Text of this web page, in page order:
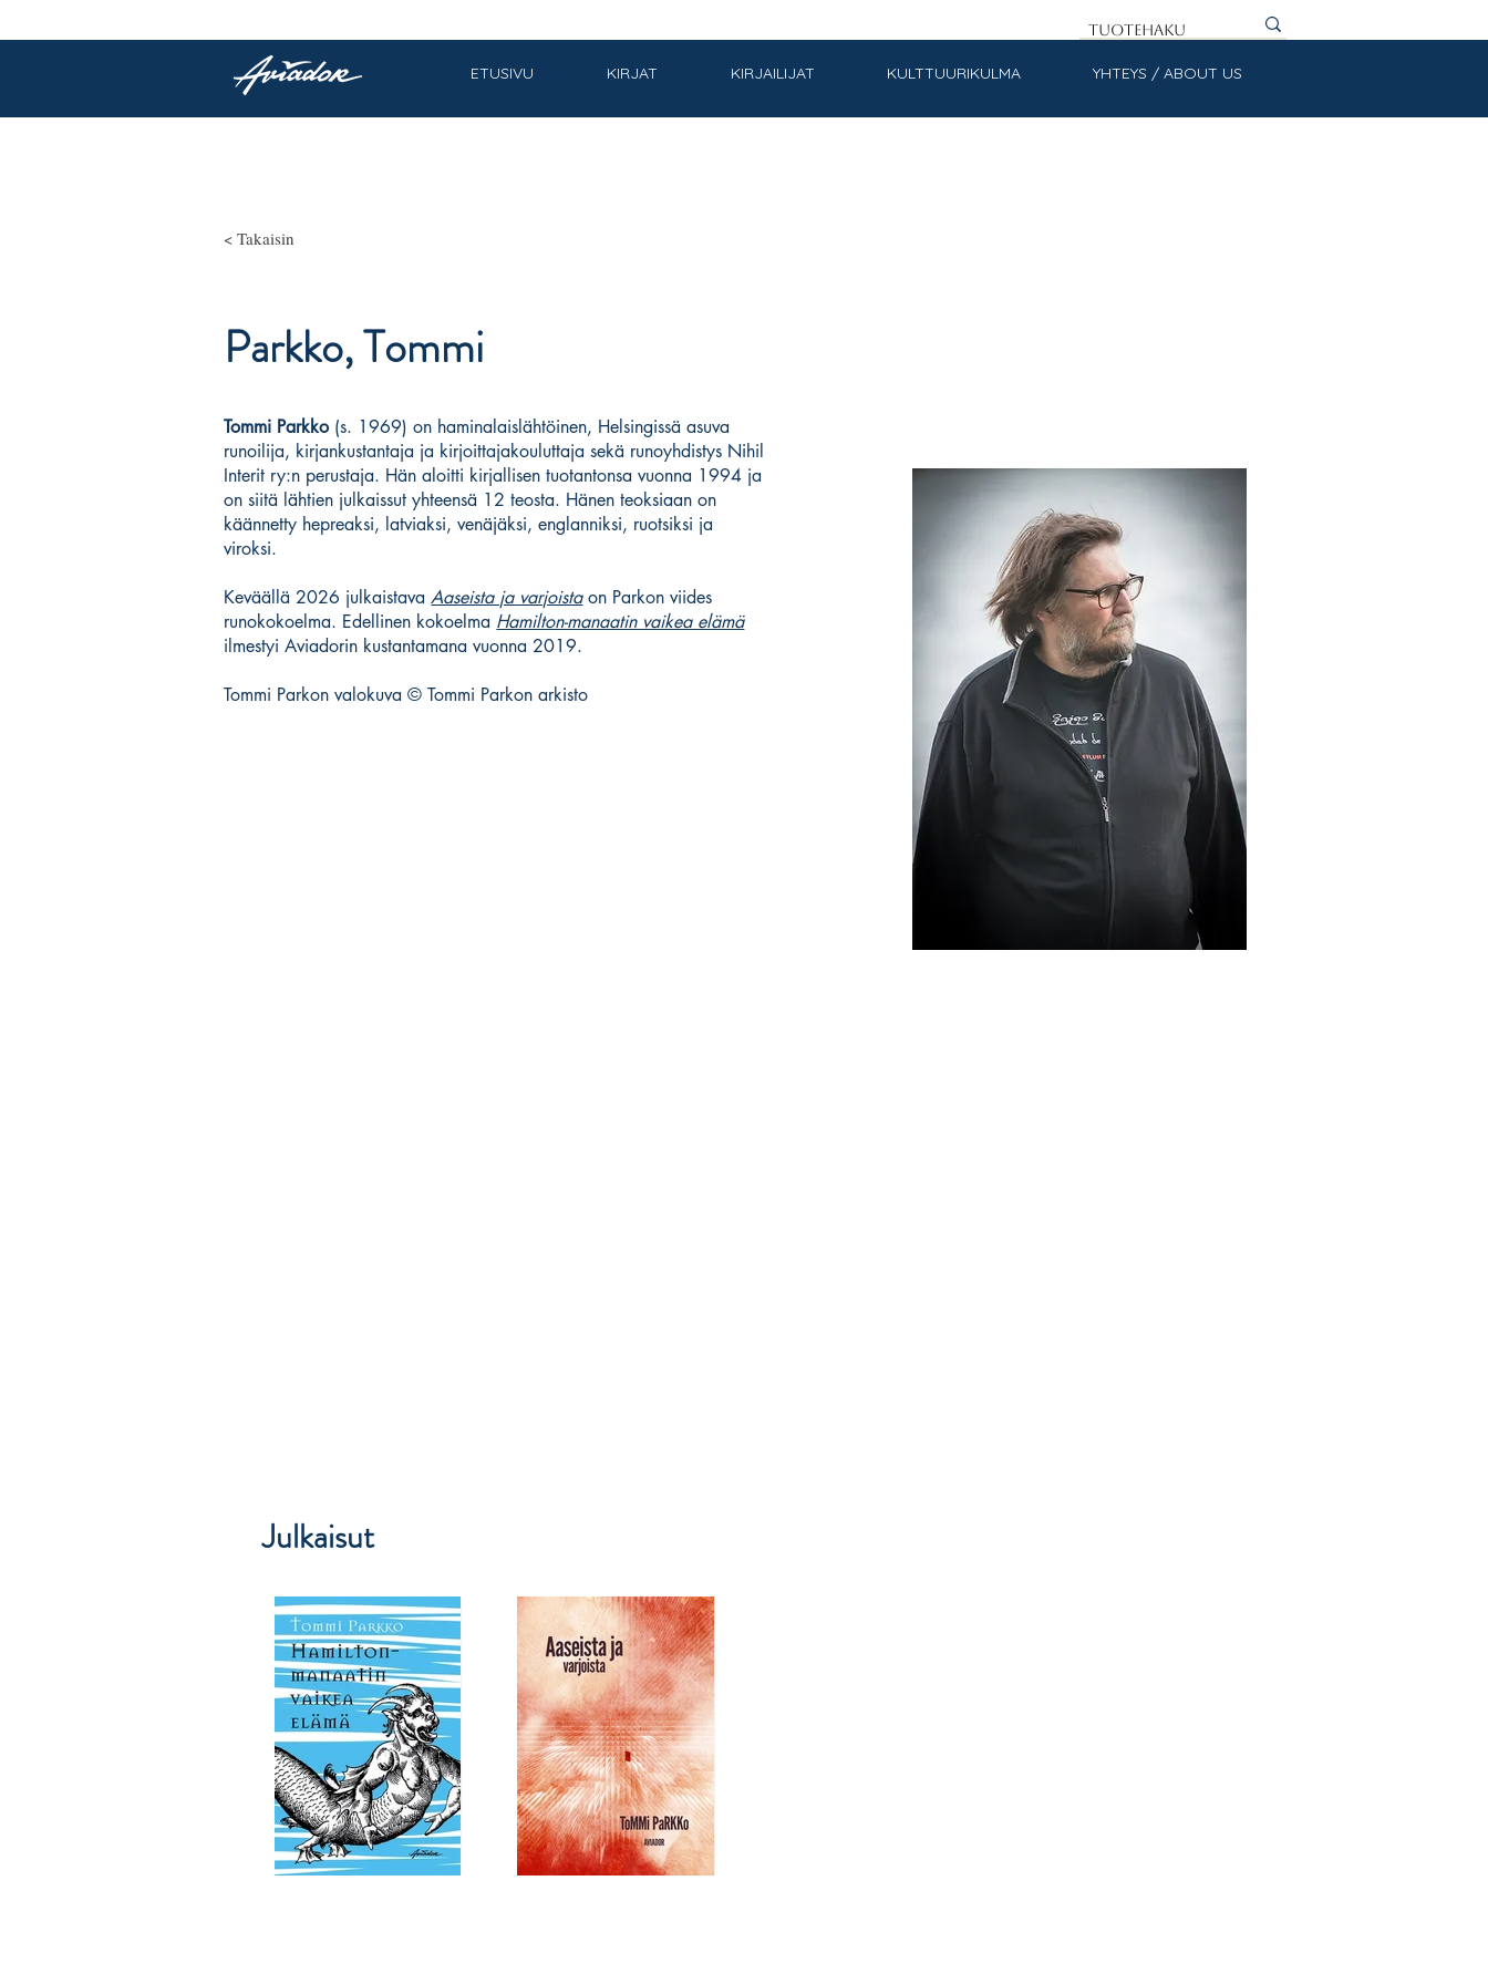
ETUSIVU KIRJAT KIRJAILIJAT KULTTUURIKULMA YHTEYS / ABOUT US
< Takaisin
Parkko, Tommi
Tommi Parkko (s. 1969) on haminalaislähtöinen, Helsingissä asuva
runoilija, kirjankustantaja ja kirjoittajakouluttaja sekä runoyhdistys Nihil
In­te­rit ry:n pe­rus­ta­ja. Hän aloitti kirjallisen tuotantonsa vuonna 1994 ja
on siitä lähtien julkaissut yhteensä 12 teosta. Hänen teoksiaan on
käännetty hepreaksi, latviaksi, venäjäksi, englanniksi, ruotsiksi ja
viroksi.
Keväällä 2026 julkaistava Aaseista ja varjoistaon Parkon viides
runokokoelma. Edellinen kokoelma Hamilton-manaatin vaikea elämä
ilmestyi Aviadorin kustantamana vuonna 2019.
Tommi Parkon valokuva © Tommi Parkon arkisto
Julkaisut